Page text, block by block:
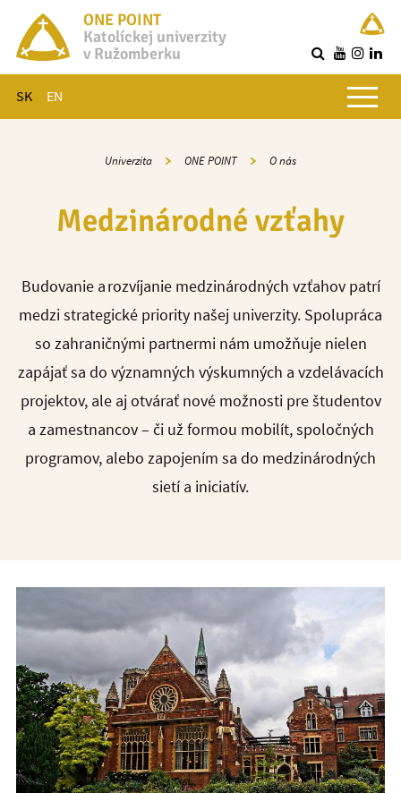
ONE POINT
Katolíckej univerzity
v Ružomberku
SK EN
Hlavné menu
Univerzita ONE POINT O nás
Medzinárodné vzťahy
Budovanie a rozvíjanie medzinárodných vzťahov patrí
medzi strategické priority našej univerzity. Spolupráca
so zahraničnými partnermi nám umožňuje nielen
zapájať sa do významných výskumných a vzdelávacích
projektov, ale aj otvárať nové možnosti pre študentov
a zamestnancov – či už formou mobilít, spoločných
programov, alebo zapojením sa do medzinárodných
sietí a iniciatív.